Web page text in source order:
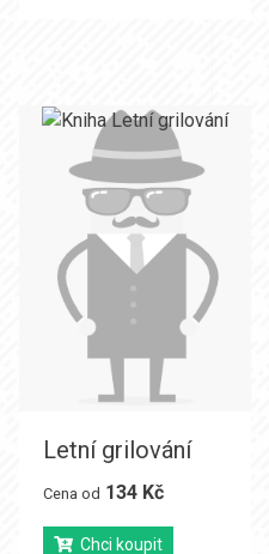
Letní grilování
Cena od 134 Kč
Chci koupit